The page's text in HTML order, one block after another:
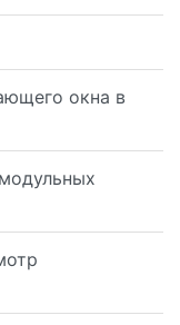
окна в